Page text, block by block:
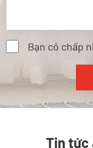
Bạn có chấp
Tin tức